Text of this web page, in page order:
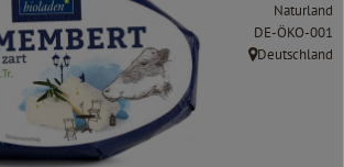
Naturland
, Kontrollstelle:
DE-ÖKO-001
, Herkunft:
Deutschland